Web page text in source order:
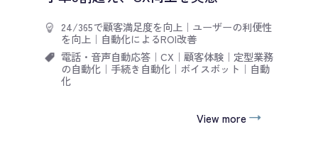
24/365で顧客満足度を向上 ｜ ユーザーの利便性
を向上 ｜ 自動化によるROI改善
電話・音声自動応答｜ CX｜ 顧客体験｜ 定型業務
の自動化｜ 手続き自動化｜ ボイスボット ｜ 自動
化
View more